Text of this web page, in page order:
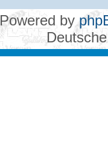
Powered by